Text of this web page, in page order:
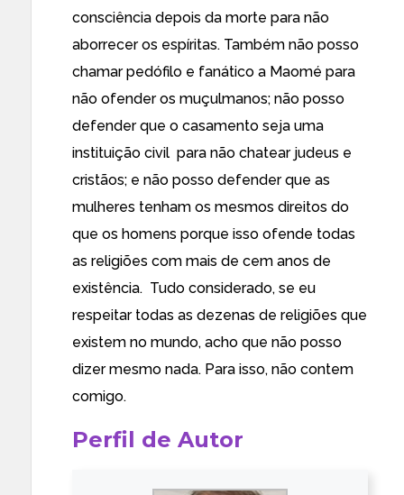
consciência depois da morte para não
aborrecer os espíritas. Também não posso
chamar pedófilo e fanático a Maomé para
não ofender os muçulmanos; não posso
defender que o casamento seja uma
instituição civil para não chatear judeus e
cristãos; e não posso defender que as
mulheres tenham os mesmos direitos do
que os homens porque isso ofende todas
as religiões com mais de cem anos de
existência. Tudo considerado, se eu
respeitar todas as dezenas de religiões que
existem no mundo, acho que não posso
dizer mesmo nada. Para isso, não contem
comigo.
Perfil de Autor